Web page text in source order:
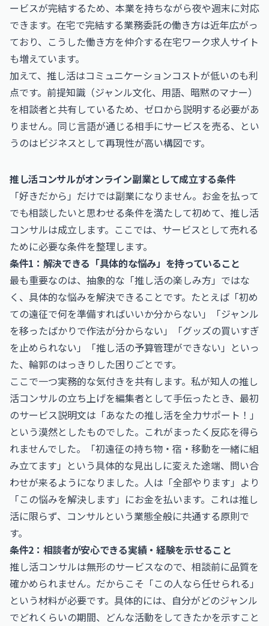
ービスが完結するため、本業を持ちながら夜や週末に対応
できます。在宅で完結する業務委託の働き方は近年広がっ
ており、こうした働き方を仲介する在宅ワーク求人サイト
も増えています。
加えて、推し活はコミュニケーションコストが低いのも利
点です。前提知識（ジャンル文化、用語、暗黙のマナー）
を相談者と共有しているため、ゼロから説明する必要があ
りません。同じ言語が通じる相手にサービスを売る、とい
うのはビジネスとして再現性が高い構図です。
推し活コンサルがオンライン副業として成立する条件
「好きだから」だけでは副業になりません。お金を払って
でも相談したいと思わせる条件を満たして初めて、推し活
コンサルは成立します。ここでは、サービスとして売れる
ために必要な条件を整理します。
条件1：解決できる「具体的な悩み」を持っていること
最も重要なのは、抽象的な「推し活の楽しみ方」ではな
く、具体的な悩みを解決できることです。たとえば「初め
ての遠征で何を準備すればいいか分からない」「ジャンル
を移ったばかりで作法が分からない」「グッズの買いすぎ
を止められない」「推し活の予算管理ができない」といっ
た、輪郭のはっきりした困りごとです。
ここで一つ実務的な気付きを共有します。私が知人の推し
活コンサルの立ち上げを編集者として手伝ったとき、最初
のサービス説明文は「あなたの推し活を全力サポート！」
という漠然としたものでした。これがまったく反応を得ら
れませんでした。「初遠征の持ち物・宿・移動を一緒に組
み立てます」という具体的な見出しに変えた途端、問い合
わせが来るようになりました。人は「全部やります」より
「この悩みを解決します」にお金を払います。これは推し
活に限らず、コンサルという業態全般に共通する原則で
す。
条件2：相談者が安心できる実績・経験を示せること
推し活コンサルは無形のサービスなので、相談前に品質を
確かめられません。だからこそ「この人なら任せられる」
という材料が必要です。具体的には、自分がどのジャンル
でどれくらいの期間、どんな活動をしてきたかを示すこと